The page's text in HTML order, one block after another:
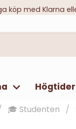
köp med Klarna
Högtider
🎓 Studenten